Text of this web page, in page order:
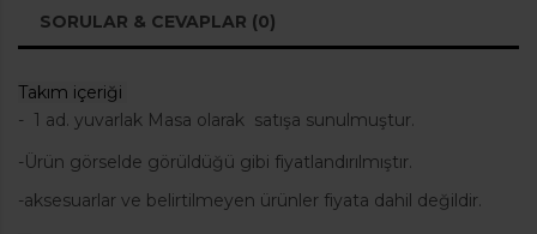
SORULAR & CEVAPLAR (0)
Takım içeriği
- 1 ad. yuvarlak Masa olarak satışa sunulmuştur.
-Ürün görselde görüldüğü gibi fiyatlandırılmıştır.
-aksesuarlar ve belirtilmeyen ürünler fiyata dahil değildir.